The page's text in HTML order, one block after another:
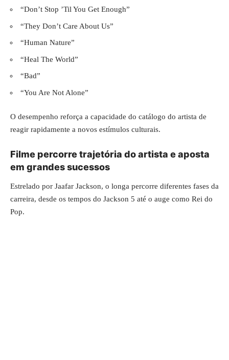
“Don’t Stop ’Til You Get Enough”
“They Don’t Care About Us”
“Human Nature”
“Heal The World”
“Bad”
“You Are Not Alone”
O desempenho reforça a capacidade do catálogo do artista de
reagir rapidamente a novos estímulos culturais.
Filme percorre trajetória do artista e aposta
em grandes sucessos
Estrelado por Jaafar Jackson, o longa percorre diferentes fases da
carreira, desde os tempos do Jackson 5 até o auge como Rei do
Pop.